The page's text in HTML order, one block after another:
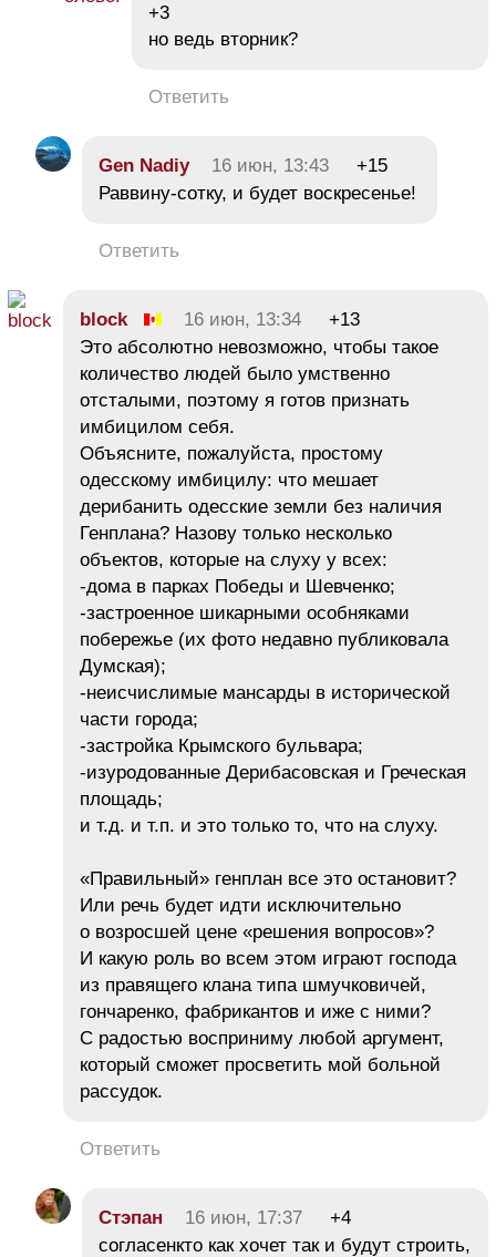
+3
но ведь вторник?
Ответить
Gen Nadiy 16 июн, 13:43
+15
Раввину-сотку, и будет воскресенье!
Ответить
block 16 июн, 13:34
+13
Это абсолютно невозможно, чтобы такое
количество людей было умственно
отсталыми, поэтому я готов признать
имбицилом себя.
Объясните, пожалуйста, простому
одесскому имбицилу: что мешает
дерибанить одесские земли без наличия
Генплана? Назову только несколько
объектов, которые на слуху у всех:
-дома в парках Победы и Шевченко;
-застроенное шикарными особняками
побережье (их фото недавно публиковала
Думская);
-неисчислимые мансарды в исторической
части города;
-застройка Крымского бульвара;
-изуродованные Дерибасовская и Греческая
площадь;
и т.д. и т.п. и это только то, что на слуху.
«Правильный» генплан все это остановит?
Или речь будет идти исключительно
о возросшей цене «решения вопросов»?
И какую роль во всем этом играют господа
из правящего клана типа шмучковичей,
гончаренко, фабрикантов и иже с ними?
С радостью восприниму любой аргумент,
который сможет просветить мой больной
рассудок.
Ответить
Стэпан 16 июн, 17:37
+4
согласенкто как хочет так и будут строить,